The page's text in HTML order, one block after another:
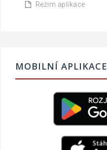
Režim aplikace
MOBILNÍ APLIKACE